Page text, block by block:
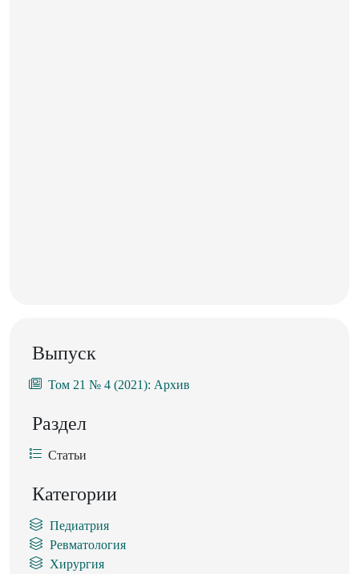
Выпуск
Том 21 № 4 (2021): Архив
Раздел
Статьи
Категории
Педиатрия
Ревматология
Хирургия